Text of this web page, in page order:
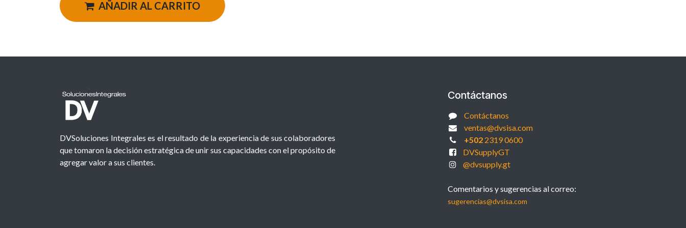
AÑADIR AL CARRITO
DVSoluciones Integrales es el resultado de la experiencia de sus colaboradores
que tomaron la decisión estratégica de unir sus capacidades con el propósito de
agregar valor a sus clientes.
Contáctanos
Contáctanos
ventas@dvsisa.com
+5022319 0600
DVSupplyGT
@dvsupply.gt
Comentarios y sugerencias al correo:
sugerencias@dvsisa.com